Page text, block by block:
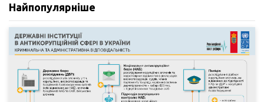
Найпопулярніше